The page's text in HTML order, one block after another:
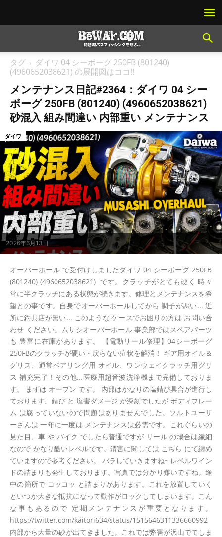
タグ
ダイワ 04 シーボーグ 250FB (801240)
(4960652038621) の展開図はココ!!
メンテナンス日記#2364：ダイワ 04 シー
ボーグ 250FB (801240) (4960652038621)
砂混入 組み間違い 内部重い メンテナンス
2026年6月13日
ダイワ
オーバーホール で受付けしましたダイワ 04 シーボーグ 250FB
(801240) (4960652038621) です。クラッチがとても硬く 時々
常に半クラッチにある状態が続きます。修理とメンテナンスを希
望との事です。自身でオーバーホールしてから 調子が悪い... 近
所に釣具店が無い... このような ケースでお困りの方は お問い合
わせ ください。ムサシオーバーホール 事業部ではスペアパーツ
も 豊富に在庫があります。 【電動リール修理】04シーボーグ
250FBのクラッチが硬い・戻らない症状を解消！ ギア用オイル＆
グリス、通常ベアリング用 オイル、ワンウェイクラッチ用グリ
ス 補充完了！その他...医療用超音波洗浄機まで完備しておりま
す。 まずは オープン です。 内部はかなりの塩錆び具合が進行し
ております。錆び と 塩害ダメージ が深刻でしたが ボディフレー
ム は腐っていないので問題はありませんでした。ソルトユーザ
ーさんは 一年に一度は メンテナンスは必需です。これぐらいの
見た目、車 や バイク でしたら普通ですが リール の場合は繊細
なので かなり酷いレベルです。錆害に関しては こちら にて纏め
ていますので参考ください。 バラしていきますね~ レベルワイン
ドの詰まりも発生しております。写真では分かり難いですね。途
中の箇所で コッコッ と詰まりがあります。これを放置していく
といつか大きな抵抗になって動作がロックしてしまいます。こん
な事もあるので 定期メンテナンスが重要となります。
https://twitter.com/kaitori634/status/1515646311336660992
内部から大量の砂が出てきました。これでは弊害が沢山でてしま